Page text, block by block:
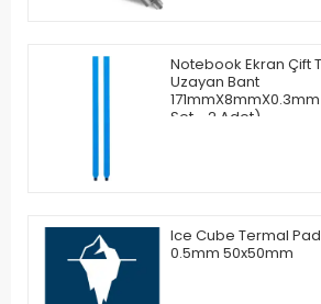
Notebook Ekran Çift
Uzayan Bant
171mmX8mmX0.3mm
Set - 2 Adet)
Ice Cube Termal
0.5mm 50x50mm